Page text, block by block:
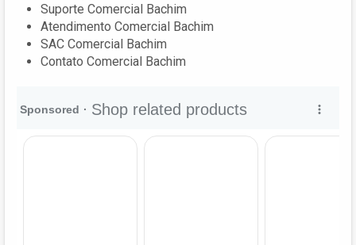
Suporte Comercial Bachim
Atendimento Comercial Bachim
SAC Comercial Bachim
Contato Comercial Bachim